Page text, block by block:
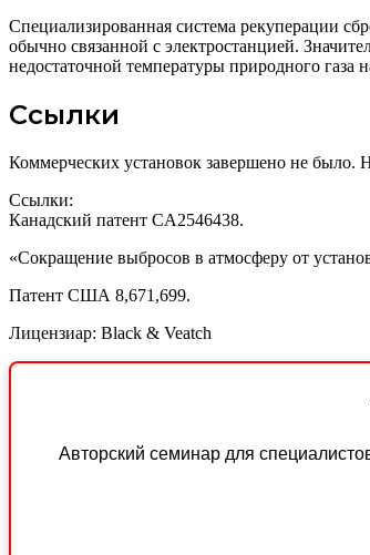
Специализированная система рекуперации
обычно связанной с электростанцией.
недостаточной температуры природного
Ссылки
Коммерческих установок завершено не было.
Ссылки:
Канадский патент CA2546438.
«Сокращение выбросов в атмосферу от
Патент США 8,671,699.
Лицензиар: Black & Veatch
Авторский семинар для